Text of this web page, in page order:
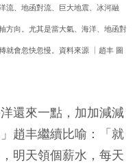
流、地函對流、巨大地震、冰河融
向。尤其是當大氣、海洋、地函對
就會忽快忽慢。資料來源 │趙丰 圖
還來一點，加加減減
趙丰繼續比喻：「就
明天領個薪水，每天